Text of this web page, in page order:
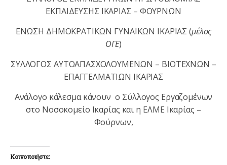
ΕΚΠΑΙΔΕΥΣΗΣ ΙΚΑΡΙΑΣ – ΦΟΥΡΝΩΝ
ΕΝΩΣΗ ΔΗΜΟΚΡΑΤΙΚΩΝ ΓΥΝΑΙΚΩΝ ΙΚΑΡΙΑΣ (μέλος
ΟΓΕ)
ΣΥΛΛΟΓΟΣ ΑΥΤΟΑΠΑΣΧΟΛΟΥΜΕΝΩΝ – ΒΙΟΤΕΧΝΩΝ –
ΕΠΑΓΓΕΛΜΑΤΙΩΝ ΙΚΑΡΙΑΣ
Ανάλογο κάλεσμα κάνουν ο Σύλλογος Εργαζομένων
στο Νοσοκομείο Ικαρίας και η ΕΛΜΕ Ικαρίας –
Φούρνων,
Κοινοποιήστε: